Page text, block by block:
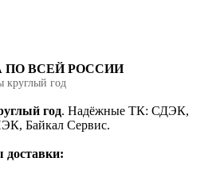
ПО ВСЕЙ РОССИИ
круглый год
год. Надёжные ТК: СДЭК,
Байкал Сервис.